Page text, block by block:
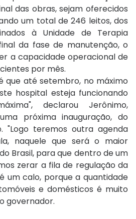
das obras, sejam oferecidos
um total de 246 leitos, dos
à Unidade de Terapia
da fase de manutenção, o
a capacidade operacional de
por mês.
que até setembro, no máximo
hospital esteja funcionando
declarou Jerônimo,
próxima inauguração, do
"Logo teremos outra agenda
naquele que será o maior
Brasil, para que dentro de um
zerar a fila de regulação da
um calo, porque a quantidade
e domésticos é muito
governador.